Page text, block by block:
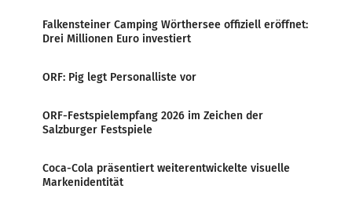
Falkensteiner Camping Wörthersee offiziell eröffnet:
Drei Millionen Euro investiert
ORF: Pig legt Personalliste vor
ORF-Festspielempfang 2026 im Zeichen der
Salzburger Festspiele
Coca-Cola präsentiert weiterentwickelte visuelle
Markenidentität